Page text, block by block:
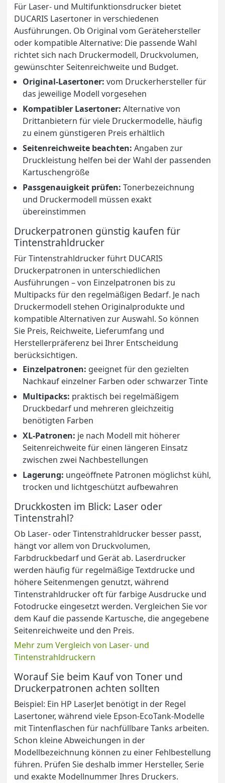
Für Laser- und Multifunktionsdrucker bietet
DUCARIS Lasertoner in verschiedenen
Ausführungen. Ob Original vom Gerätehersteller
oder kompatible Alternative: Die passende Wahl
richtet sich nach Druckermodell, Druckvolumen,
gewünschter Seitenreichweite und Budget.
Original-Lasertoner: vom Druckerhersteller für
das jeweilige Modell vorgesehen
Kompatibler Lasertoner: Alternative von
Drittanbietern für viele Druckermodelle, häufig
zu einem günstigeren Preis erhältlich
Seitenreichweite beachten: Angaben zur
Druckleistung helfen bei der Wahl der passenden
Kartuschengröße
Passgenauigkeit prüfen: Tonerbezeichnung
und Druckermodell müssen exakt
übereinstimmen
Druckerpatronen günstig kaufen für
Tintenstrahldrucker
Für Tintenstrahldrucker führt DUCARIS
Druckerpatronen in unterschiedlichen
Ausführungen – von Einzelpatronen bis zu
Multipacks für den regelmäßigen Bedarf. Je nach
Druckermodell stehen Originalprodukte und
kompatible Alternativen zur Auswahl. So können
Sie Preis, Reichweite, Lieferumfang und
Herstellerpräferenz bei Ihrer Entscheidung
berücksichtigen.
Einzelpatronen: geeignet für den gezielten
Nachkauf einzelner Farben oder schwarzer Tinte
Multipacks: praktisch bei regelmäßigem
Druckbedarf und mehreren gleichzeitig
benötigten Farben
XL-Patronen: je nach Modell mit höherer
Seitenreichweite für einen längeren Einsatz
zwischen zwei Nachbestellungen
Lagerung: ungeöffnete Patronen möglichst kühl,
trocken und lichtgeschützt aufbewahren
Druckkosten im Blick: Laser oder
Tintenstrahl?
Ob Laser- oder Tintenstrahldrucker besser passt,
hängt vor allem von Druckvolumen,
Farbdruckbedarf und Gerät ab. Laserdrucker
werden häufig für regelmäßige Textdrucke und
höhere Seitenmengen genutzt, während
Tintenstrahldrucker oft für farbige Ausdrucke und
Fotodrucke eingesetzt werden. Vergleichen Sie vor
dem Kauf die passende Kartusche, die angegebene
Seitenreichweite und den Preis.
Mehr zum Vergleich von Laser- und
Tintenstrahldruckern
Worauf Sie beim Kauf von Toner und
Druckerpatronen achten sollten
Beispiel: Ein HP LaserJet benötigt in der Regel
Lasertoner, während viele Epson-EcoTank-Modelle
mit Tintenflaschen für nachfüllbare Tanks arbeiten.
Schon kleine Abweichungen in der
Modellbezeichnung können zu einer Fehlbestellung
führen. Prüfen Sie deshalb immer Hersteller, Serie
und exakte Modellnummer Ihres Druckers.